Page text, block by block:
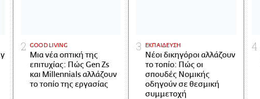
GOOD LIVING
Μια νέα οπτική της
επιτυχίας: Πώς Gen Zs
και Millennials αλλάζουν
το τοπίο της εργασίας
ΕΚΠΑΙΔΕΥΣΗ
Νέοι δικηγόροι αλλάζουν
το τοπίο: Πώς οι
σπουδές Νομικής
οδηγούν σε θεσμική
συμμετοχή